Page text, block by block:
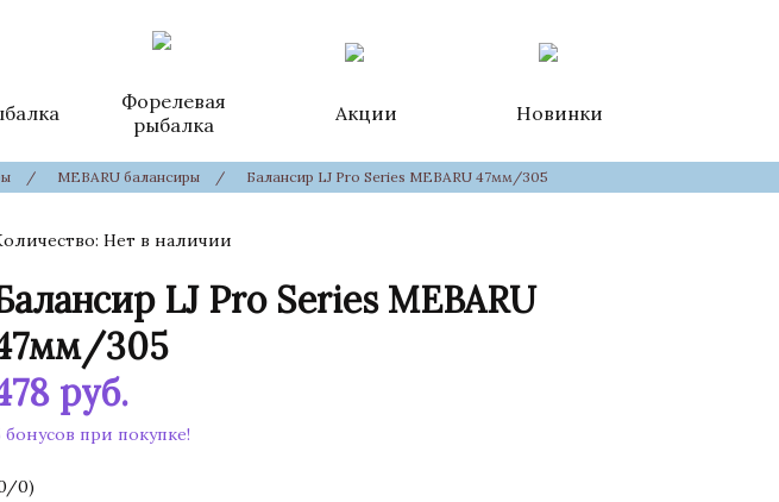
Форелевая
рыбалка
Акции Новинки
/ MEBARU балансиры / Балансир LJ Pro Series MEBARU 47мм/305
Нет в наличии
LJ Pro Series MEBARU
305
руб.
бонусов при покупке!
/0)